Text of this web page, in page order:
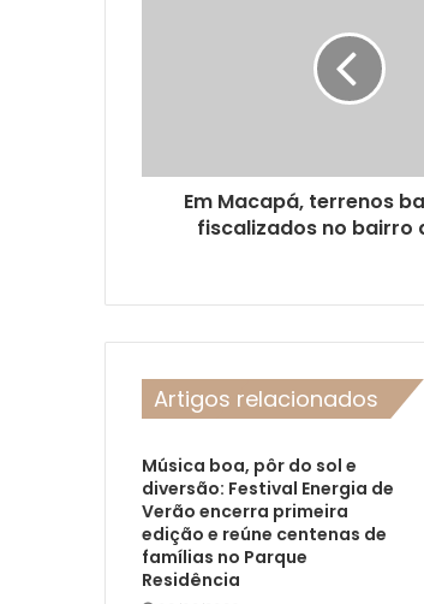
Em Macapá, terrenos
fiscalizados no bairro
Artigos relacionados
Música boa, pôr do sol e
diversão: Festival Energia de
Verão encerra primeira
edição e reúne centenas de
famílias no Parque
Residência